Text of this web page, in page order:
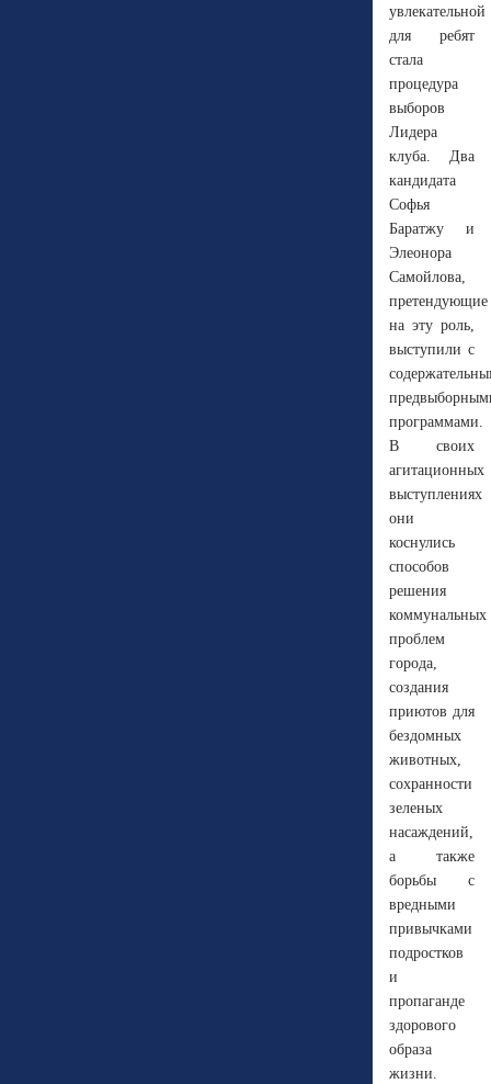
увлекательной
для ребят
стала
процедура
выборов
Лидера
клуба. Два
кандидата
Софья
Баратжу и
Элеонора
Самойлова,
претендующие
на эту роль,
выступили с
программами.
В своих
агитационных
выступлениях
они
коснулись
способов
решения
коммунальных
проблем
города,
создания
приютов для
бездомных
животных,
сохранности
зеленых
насаждений,
а также
борьбы с
вредными
привычками
подростков
и
пропаганде
здорового
образа
жизни.